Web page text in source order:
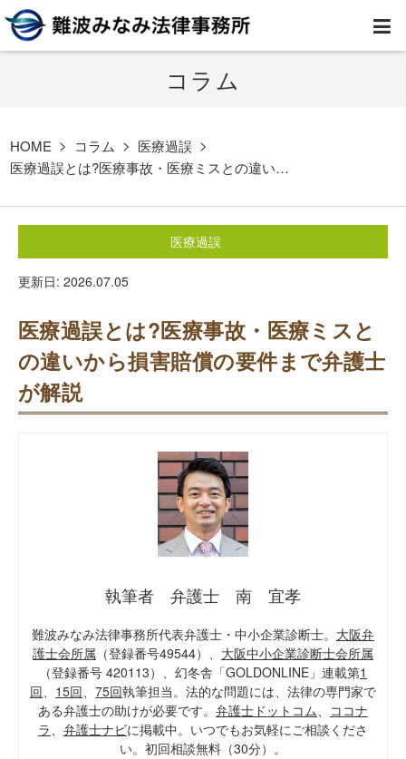
コラム
HOME コラム
医療過誤
医療過誤とは?医療事故・医療ミスとの違い…
医療過誤
更新日: 2026.07.05
医療過誤とは?医療事故・医療ミスと
の違いから損害賠償の要件まで弁護士
が解説
執筆者 弁護士 南 宜孝
難波みなみ法律事務所代表弁護士・中小企業診断士。 大阪弁
護士会所属 （登録番号49544）、 大阪中小企業診断士会所属
（登録番号 420113）、幻冬舎「GOLDONLINE」連載第1
回、 15回、 75回執筆担当。法的な問題には、法律の専門家で
ある弁護士の助けが必要です。 弁護士ドットコム、 ココナ
ラ、 弁護士ナビに掲載中。いつでもお気軽にご相談くださ
い。初回相談無料（30分）。
HOME
取扱業務
費用